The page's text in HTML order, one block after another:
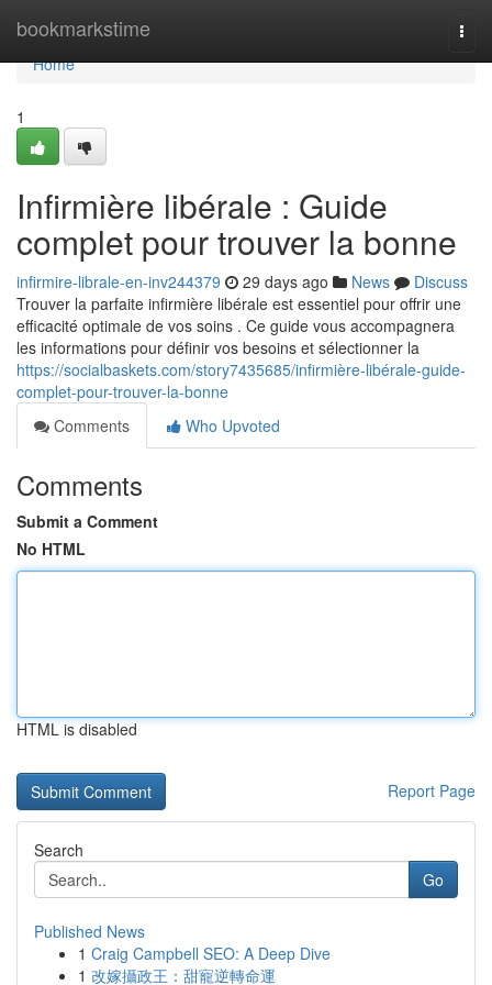
bookmarkstime
Home
Home
1
Infirmière libérale : Guide
complet pour trouver la bonne
infirmire-librale-en-inv244379 29 days ago News
Discuss
Trouver la parfaite infirmière libérale est essentiel pour offrir une
efficacité optimale de vos soins . Ce guide vous accompagnera
les informations pour définir vos besoins et sélectionner la
https://socialbaskets.com/story7435685/infirmière-libérale-guide-
complet-pour-trouver-la-bonne
Comments
Who Upvoted
Comments
Submit a Comment
No HTML
HTML is disabled
Report Page
Search
Go
Published News
1 Craig Campbell SEO: A Deep Dive
1 改嫁攝政王：甜寵逆轉命運